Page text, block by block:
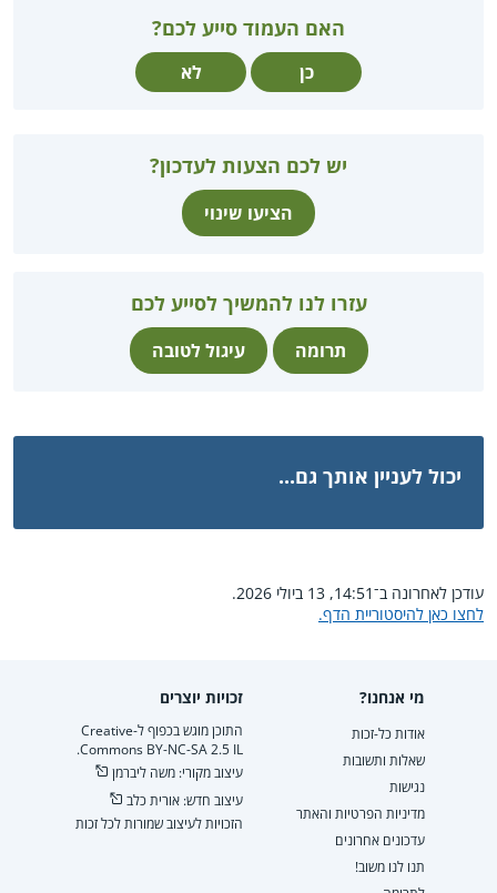
האם העמוד סייע לכם?
כן לא
יש לכם הצעות לעדכון?
הציעו שינוי
עזרו לנו להמשיך לסייע לכם
תרומה עיגול לטובה
יכול לעניין אותך גם...
עודכן לאחרונה ב־14:51, 13 ביולי 2026.
לחצו כאן להיסטוריית הדף.
מי אנחנו?
אודות כל-זכות
שאלות ותשובות
נגישות
מדיניות הפרטיות והאתר
עדכונים אחרונים
תנו לנו משוב!
זכויות יוצרים
התוכן מוגש בכפוף ל-Creative
Commons BY-NC-SA 2.5 IL.
עיצוב מקורי: משה ליברמן
עיצוב חדש: אורית כלב
הזכויות לעיצוב שמורות לכל זכות